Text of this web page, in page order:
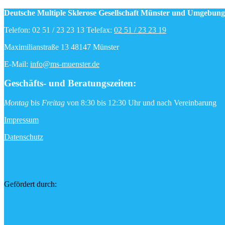
Deutsche Multiple Sklerose Gesellschaft Münster und
Telefon: 02 51 / 23 23 13 Telefax: 02 51 / 23 23 19
Maximilianstraße 13 48147 Münster
E-Mail: info@ms-muenster.de
Geschäfts- und Beratungszeiten:
Montag bis Freitag von 8:30 bis 12:30 Uhr und nach Vereinbarung
Impressum
Datenschutz
Gefördert durch: